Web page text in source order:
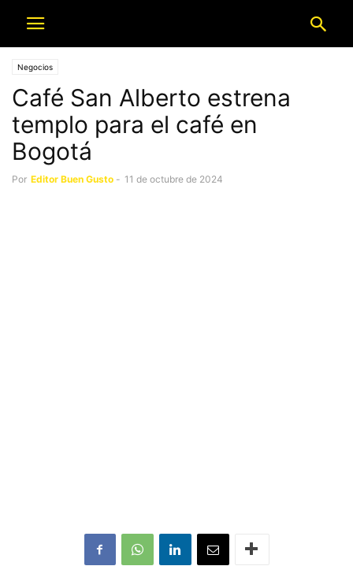
Negocios
Café San Alberto estrena
templo para el café en
Bogotá
Por Editor Buen Gusto - 11 de octubre de 2024